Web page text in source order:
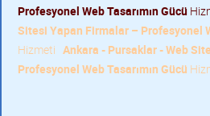
Profesyonel Web Tasarımın Gücü
Sitesi Yapan Firmalar – Profesyonel
Hizmeti Ankara - Pursaklar - Web
Profesyonel Web Tasarımın Gücü